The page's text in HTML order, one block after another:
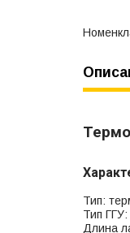
Тип:
Тип
Длина